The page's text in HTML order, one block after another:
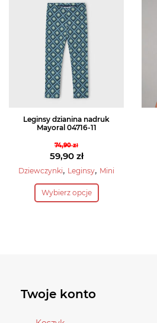
wariantów.
Opcje
można
wybrać
na
stronie
produktu
Leginsy dzianina nadruk
Mayoral 04716-11
74,90zł
Pierwotna
cena
wynosiła:
74,90 zł.
59,90 zł
Aktualna
cena
wynosi:
Dziewczynki, Leginsy, Mini
Wybierz opcje
Ten
produkt
wybrać
Twoje konto